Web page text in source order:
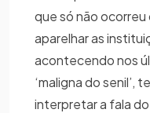
que só não
aparelhar as
acontecendo nos
‘maligna do senil’,
interpretar a fala